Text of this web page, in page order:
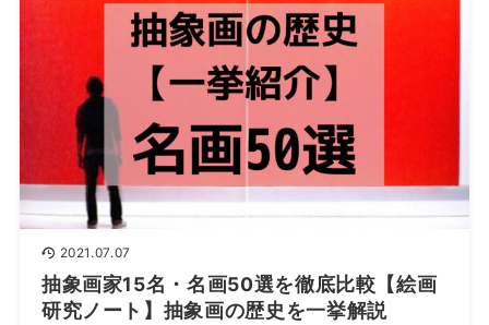
2021.07.07
抽象画家15名・名画50選を徹底比較【絵画
研究ノート】抽象画の歴史を一挙解説